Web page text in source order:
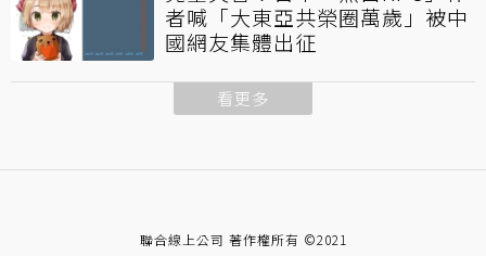
者喊「大東亞共榮圈萬歲」被中
國網友集體出征
看更多
聯合線上公司 著作權所有 ©2021